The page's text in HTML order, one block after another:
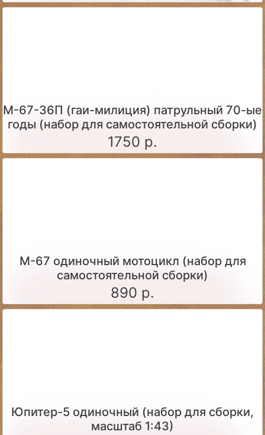
М-67-36П (гаи-милиция) патрульный 70-ые
годы (набор для самостоятельной сборки)
1750 р.
М-67 одиночный мотоцикл (набор для
самостоятельной сборки)
890 р.
Юпитер-5 одиночный (набор для сборки,
масштаб 1:43)